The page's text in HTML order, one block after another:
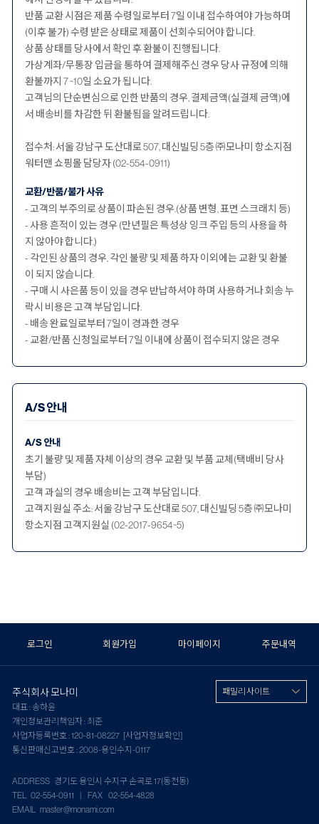
반품 교환 시점은 제품 수령일로부터 7일 이내 접수하여야 가능하며
(이후 불가) 수령 받은 상태로 제품이 선회수되어야 합니다.
상품 상태를 당사에서 확인 후 환불이 진행됩니다.
가상계좌/무통장 입금을 통하여 결제해주신 경우 당사 규정에 의해
환불까지 7 ~10일 소요가 됩니다.
고객님의 단순변심으로 인한 반품의 경우, 결제금액(실결제 금액)에
서 배송비를 차감한 뒤 환불됨을 알려드립니다.
접수처: 서울 강남구 도산대로 507, 대신빌딩 5층 ㈜모나미 항소지점
워터맨 쇼핑몰 담당자 (02-554-0911)
교환/반품/불가 사유
- 고객의 부주의로 상품이 파손된 경우.(상품 변형, 표면 스크래치 등)
- 사용 흔적이 있는 경우 (만년필은 특성상 잉크 주입 등의 사용을 하
지 않아야 합니다.)
- 각인된 상품의 경우, 각인 불량 및 제품 하자 이외에는 교환 및 환불
이 되지 않습니다.
- 구매 시 사은품 등이 있을 경우 반납하셔야 하며 사용하거나 회송 누
락시 비용은 고객 부담입니다.
- 배송 완료일로부터 7일이 경과한 경우
- 교환/반품 신청일로부터 7일 이내에 상품이 접수되지 않은 경우
A/S 안내
A/S 안내
초기 불량 및 제품 자체 이상의 경우 교환 및 부품 교체(택배비 당사
부담)
고객 과실의 경우 배송비는 고객 부담입니다.
고객지원실 주소: 서울 강남구 도산대로 507, 대신빌딩 5층 ㈜모나미
항소지점 고객지원실 (02-2017-9654~5)
로그인 회원가입 마이페이지 주문내역
주식회사 모나미
대표 : 송하윤
개인정보관리책임자 : 최준
사업자등록번호 : 120-81-08227 [사업자정보확인]
통신판매신고번호 : 2008-용인수지-0117
ADDRESS 경기도 용인시 수지구 손곡로 17(동천동)
TEL 02-554-0911 | FAX 02-554-4828
EMAIL master@monami.com
패밀리 사이트